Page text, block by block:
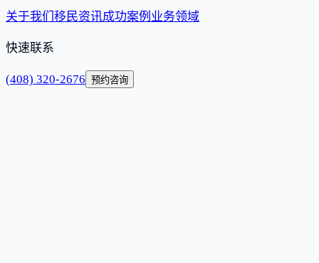
关于我们 移民资讯成功案例 业务领域
快速联系
(408) 320-2676 预约咨询